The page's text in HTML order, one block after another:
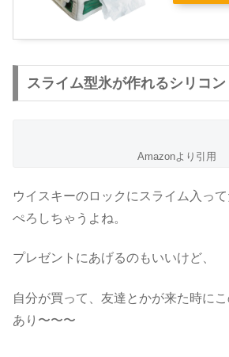
スライム型氷が作れるシリコン
Amazonより引用
ウイスキーのロックにスライム入っ
ぺろしちゃうよね。
プレゼントにあげるのもいいけど、
自分が買って、友達とかが来た時に
あり〜〜〜